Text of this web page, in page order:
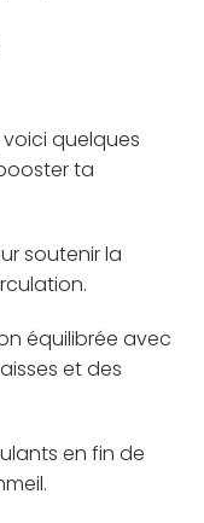
quelques
ta
soutenir la
équilibrée avec
et des
en fin de